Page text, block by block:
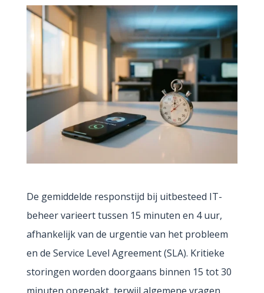
De gemiddelde responstijd bij uitbesteed IT-
beheer varieert tussen 15 minuten en 4 uur,
afhankelijk van de urgentie van het probleem
en de Service Level Agreement (SLA). Kritieke
storingen worden doorgaans binnen 15 tot 30